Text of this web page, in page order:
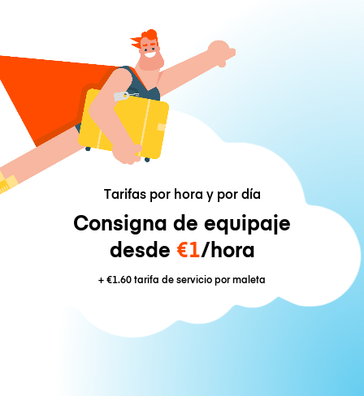
Tarifas por hora y por día
Consigna de equipaje
desde €1/hora
+€1.60tarifa de servicio por maleta